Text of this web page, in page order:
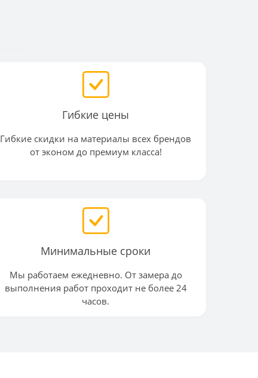
Гибкие цены
Гибкие скидки на материалы всех брендов
от эконом до премиум класса!
Минимальные сроки
Мы работаем ежедневно. От замера до
выполнения работ проходит не более 24
часов.